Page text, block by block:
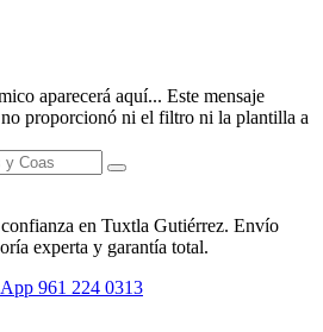
aparecerá aquí... Este mensaje
no proporcionó ni el filtro ni la plantilla a
en Tuxtla Gutiérrez. Envío
experta y garantía total.
961 224 0313